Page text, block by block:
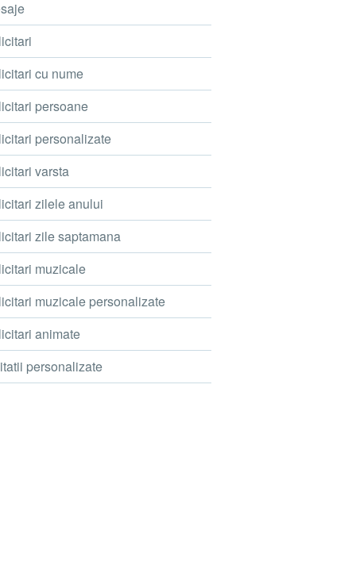
cu nume
persoane
personalizate
varsta
zilele anului
zile saptamana
muzicale
muzicale personalizate
animate
personalizate